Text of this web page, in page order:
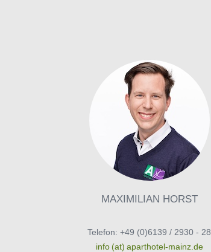
MAXIMILIAN HORST
Telefon: +49 (0)6139 / 2930 - 28
info (at) aparthotel-mainz.de